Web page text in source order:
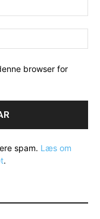
browser for
spam. Læs om
.